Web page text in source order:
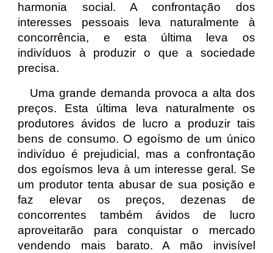
harmonia social. A confrontação dos
interesses pessoais leva naturalmente à
concorrência, e esta última leva os
indivíduos à produzir o que a sociedade
precisa.
Uma grande demanda provoca a alta dos
preços. Esta última leva naturalmente os
produtores ávidos de lucro a produzir tais
bens de consumo. O egoísmo de um único
indivíduo é prejudicial, mas a confrontação
dos egoísmos leva à um interesse geral. Se
um produtor tenta abusar de sua posição e
faz elevar os preços, dezenas de
concorrentes também ávidos de lucro
aproveitarão para conquistar o mercado
vendendo mais barato. A mão invisível